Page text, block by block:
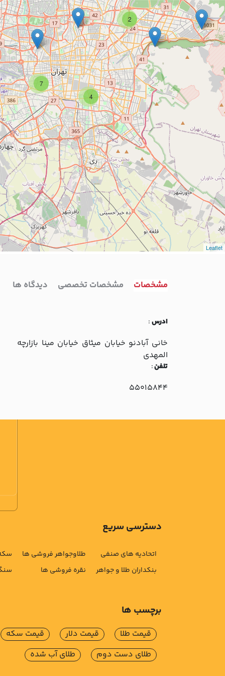
7
2
4
Leaflet
مشخصات مشخصات تخصصی دیدگاه ها
ادرس:
خاني آبادنو خيابان ميثاق خيابان مينا بازارچه
المهدي
تلفن:
55015844
دسترسی سریع
اتحادیه های صنفی
بنکداران طلا و جواهر
طلاوجواهر فروشی ها
نقره فروشی ها
برچسب ها
قیمت طلا قیمت دلار
قیمت سکه
طلای دست دوم
طلای آب شده